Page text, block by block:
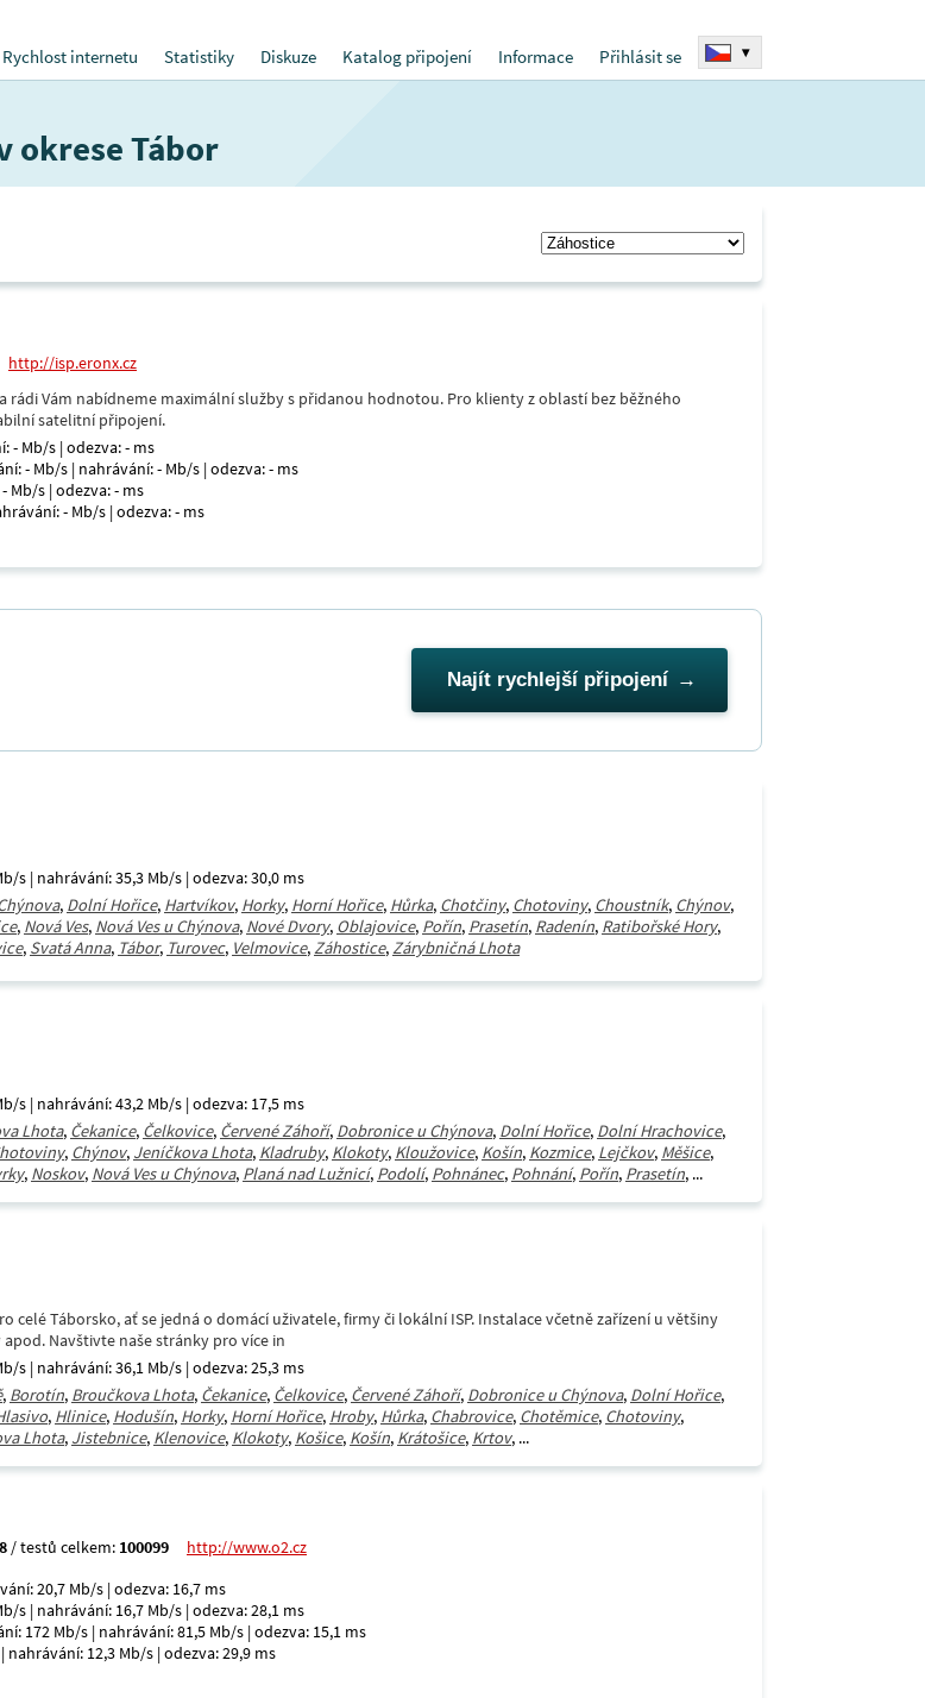
Rychlost internetu
Statistiky Diskuze Katalog připojení Informace Přihlásit se ▾
okrese Tábor
http://isp.eronx.cz
rádi Vám nabídneme maximální služby s přidanou hodnotou. Pro klienty z oblastí bez běžného
satelitní připojení.
- Mb/s | odezva: - ms
- Mb/s | nahrávání: - Mb/s | odezva: - ms
Mb/s | odezva: - ms
- Mb/s | odezva: - ms
Najít rychlejší připojení
s | nahrávání: 35,3 Mb/s | odezva: 30,0 ms
, Dolní Hořice, Hartvíkov, Horky, Horní Hořice, Hůrka, Chotčiny, Chotoviny, Choustník, Chýnov,
, Nová Ves, Nová Ves u Chýnova, Nové Dvory, Oblajovice, Pořín, Prasetín, Radenín, Ratibořské Hory,
, Svatá Anna, Tábor, Turovec, Velmovice,Záhostice,Zárybničná Lhota
s | nahrávání: 43,2 Mb/s | odezva: 17,5 ms
Lhota, Čekanice, Čelkovice, Červené Záhoří, Dobronice u Chýnova, Dolní Hořice, Dolní Hrachovice,
, Chýnov, Jeníčkova Lhota, Kladruby, Klokoty, Kloužovice, Košín, Kozmice, Lejčkov, Měšice,
, Noskov, Nová Ves u Chýnova, Planá nad Lužnicí, Podolí, Pohnánec, Pohnání, Pořín, Prasetín, ...
celé Táborsko, ať se jedná o domácí uživatele, firmy či lokální ISP. Instalace včetně zařízení u většiny
Navštivte naše stránky pro více in
s | nahrávání: 36,1 Mb/s | odezva: 25,3 ms
, Borotín, Broučkova Lhota, Čekanice, Čelkovice, Červené Záhoří, Dobronice u Chýnova, Dolní Hořice,
, Hlinice, Hodušín, Horky, Horní Hořice, Hroby, Hůrka, Chabrovice, Chotěmice, Chotoviny,
Lhota, Jistebnice, Klenovice, Klokoty, Košice, Košín, Krátošice, Krtov, ...
/ testů celkem: 100099
http://www.o2.cz
20,7 Mb/s | odezva: 16,7 ms
s | nahrávání: 16,7 Mb/s | odezva: 28,1 ms
172 Mb/s | nahrávání: 81,5 Mb/s | odezva: 15,1 ms
nahrávání: 12,3 Mb/s | odezva: 29,9 ms